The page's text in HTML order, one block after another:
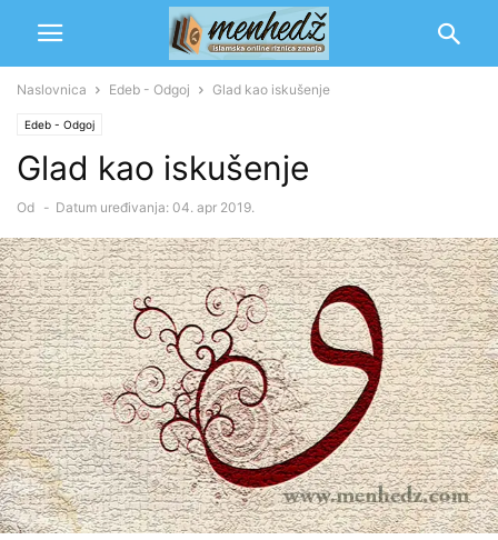
Naslovnica Edeb - Odgoj Glad kao iskušenje
Edeb - Odgoj
Glad kao iskušenje
Od - Datum uređivanja: 04. apr 2019.